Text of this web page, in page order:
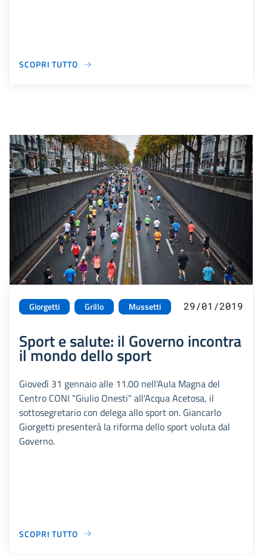
SCOPRI TUTTO
Giorgetti Grillo Mussetti 29/01/2019
Sport e salute: il Governo incontra
il mondo dello sport
Giovedì 31 gennaio alle 11.00 nell'Aula Magna del
Centro CONI "Giulio Onesti" all'Acqua Acetosa, il
sottosegretario con delega allo sport on. Giancarlo
Giorgetti presenterà la riforma dello sport voluta dal
Governo.
SCOPRI TUTTO